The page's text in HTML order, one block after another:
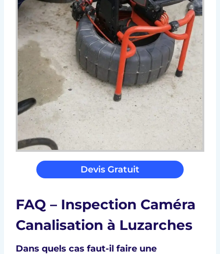
Devis Gratuit
FAQ – Inspection Caméra
Canalisation à Luzarches
Dans quels cas faut-il faire une